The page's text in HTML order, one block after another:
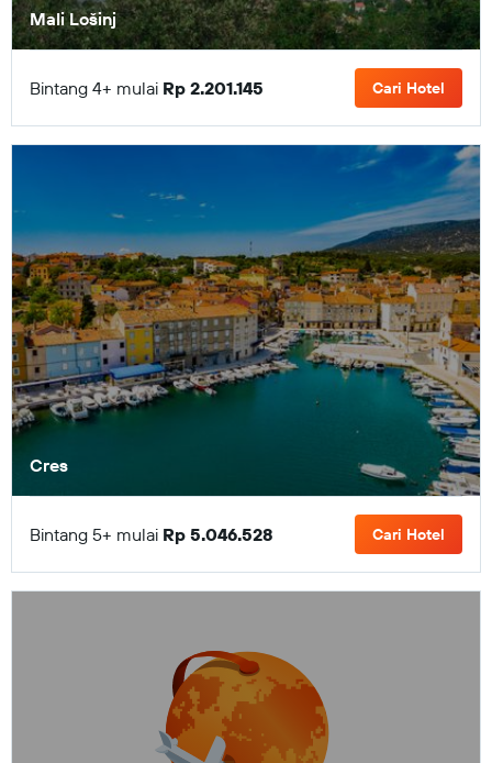
Mali Lošinj
Bintang 4+ mulai Rp 2.201.145 Cari Hotel
Cres
Bintang 5+ mulai Rp 5.046.528 Cari Hotel